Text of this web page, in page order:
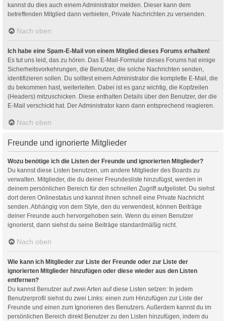
kannst du dies auch einem Administrator melden. Dieser kann dem
betreffenden Mitglied dann verbieten, Private Nachrichten zu versenden.
Nach oben
Ich habe eine Spam-E-Mail von einem Mitglied dieses Forums erhalten!
Es tut uns leid, das zu hören. Das E-Mail-Formular dieses Forums hat einige
Sicherheitsvorkehrungen, die Benutzer, die solche Nachrichten senden,
identifizieren sollen. Du solltest einem Administrator die komplette E-Mail, die
du bekommen hast, weiterleiten. Dabei ist es ganz wichtig, die Kopfzeilen
(Headers) mitzuschicken. Diese enthalten Details über den Benutzer, der die
E-Mail verschickt hat. Der Administrator kann dann entsprechend reagieren.
Nach oben
Freunde und ignorierte Mitglieder
Wozu benötige ich die Listen der Freunde und ignorierten Mitglieder?
Du kannst diese Listen benutzen, um andere Mitglieder des Boards zu
verwalten. Mitglieder, die du deiner Freundesliste hinzufügst, werden in
deinem persönlichen Bereich für den schnellen Zugriff aufgelistet. Du siehst
dort deren Onlinestatus und kannst ihnen schnell eine Private Nachricht
senden. Abhängig von dem Style, den du verwendest, können Beiträge
deiner Freunde auch hervorgehoben sein. Wenn du einen Benutzer
ignorierst, dann siehst du seine Beiträge standardmäßig nicht.
Nach oben
Wie kann ich Mitglieder zur Liste der Freunde oder zur Liste der
ignorierten Mitglieder hinzufügen oder diese wieder aus den Listen
entfernen?
Du kannst Benutzer auf zwei Arten auf diese Listen setzen: In jedem
Benutzerprofil siehst du zwei Links: einen zum Hinzufügen zur Liste der
Freunde und einen zum Ignorieren des Benutzers. Außerdem kannst du im
persönlichen Bereich direkt Benutzer zu den Listen hinzufügen, indem du